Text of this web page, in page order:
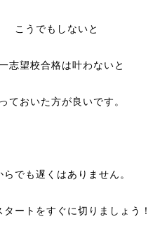
こうでもしないと
志望校合格は叶わないと
ておいた方が良いです。
らでも遅くはありません。
タートをすぐに切りましょう！